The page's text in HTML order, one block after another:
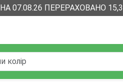
НА 07.08.26 ПЕРЕРАХОВАНО